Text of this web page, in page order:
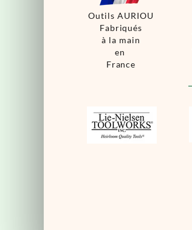
Outils AURIOU
Fabriqués
à la main
en
France